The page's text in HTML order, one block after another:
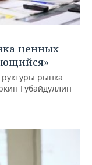
ценных
рынка
Губайдуллин